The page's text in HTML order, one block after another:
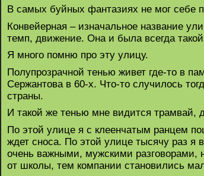
В самых буйных фантазиях не мог себе
Конвейерная – изначальное название
темп, движение. Она и была всегда
Я много помню про эту улицу.
Полупрозрачной тенью живет где-то в
Сержантова в 60-х. Что-то случилось
страны.
И такой же тенью мне видится трамвай,
По этой улице я с клеенчатым ранцем
ждет сноса. По этой улице тысячу раз
очень важными, мужскими разговорами,
от школы, тем компании становились